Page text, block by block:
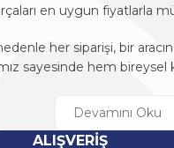
Gönder
en uygun fiyatlarla
her siparişi, bir
sayesinde hem bireysel
hizmet sunmak
ALIŞVERİŞ